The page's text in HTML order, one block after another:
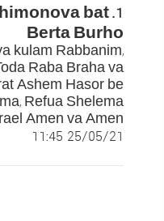
bat
Berta Burho
kulam Rabbanim,
Raba Braha va
Ashem Hasor be
Refua Shelema
Amen va Amen
25/05/21 11:45